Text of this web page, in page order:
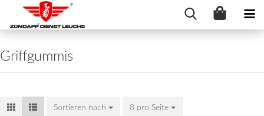
Griffgummis
Sortieren nach
Sortieren nach 8 pro Seite
pro Seite